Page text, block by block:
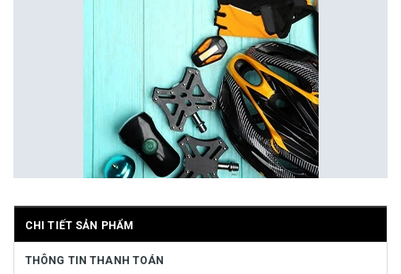
CHI TIẾT SẢN PHẨM
THÔNG TIN THANH TOÁN